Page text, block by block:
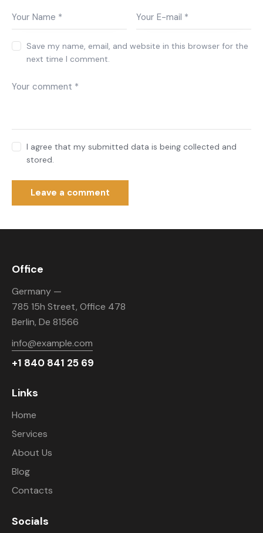
Save my name, email, and website in this browser for the
next time I comment.
I agree that my submitted data is being collected and
stored.
Office
Germany —
785 15h Street, Office 478
Berlin, De 81566
info@example.com
+1 840 841 25 69
Links
Home
Services
About Us
Blog
Contacts
Socials